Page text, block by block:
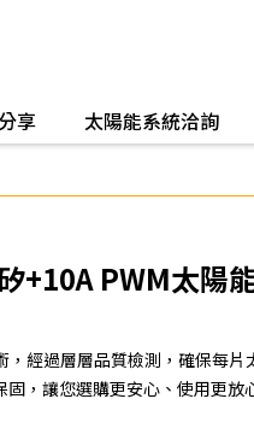
享 太陽能系統洽詢
+10A PWM太陽
經過層層品質檢測，確保每片
，讓您選購更安心、使用更放